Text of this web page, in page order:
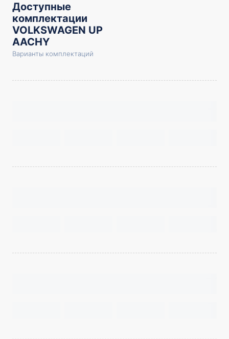
Доступные
комплектации
VOLKSWAGEN UP
AACHY
Варианты комплектаций